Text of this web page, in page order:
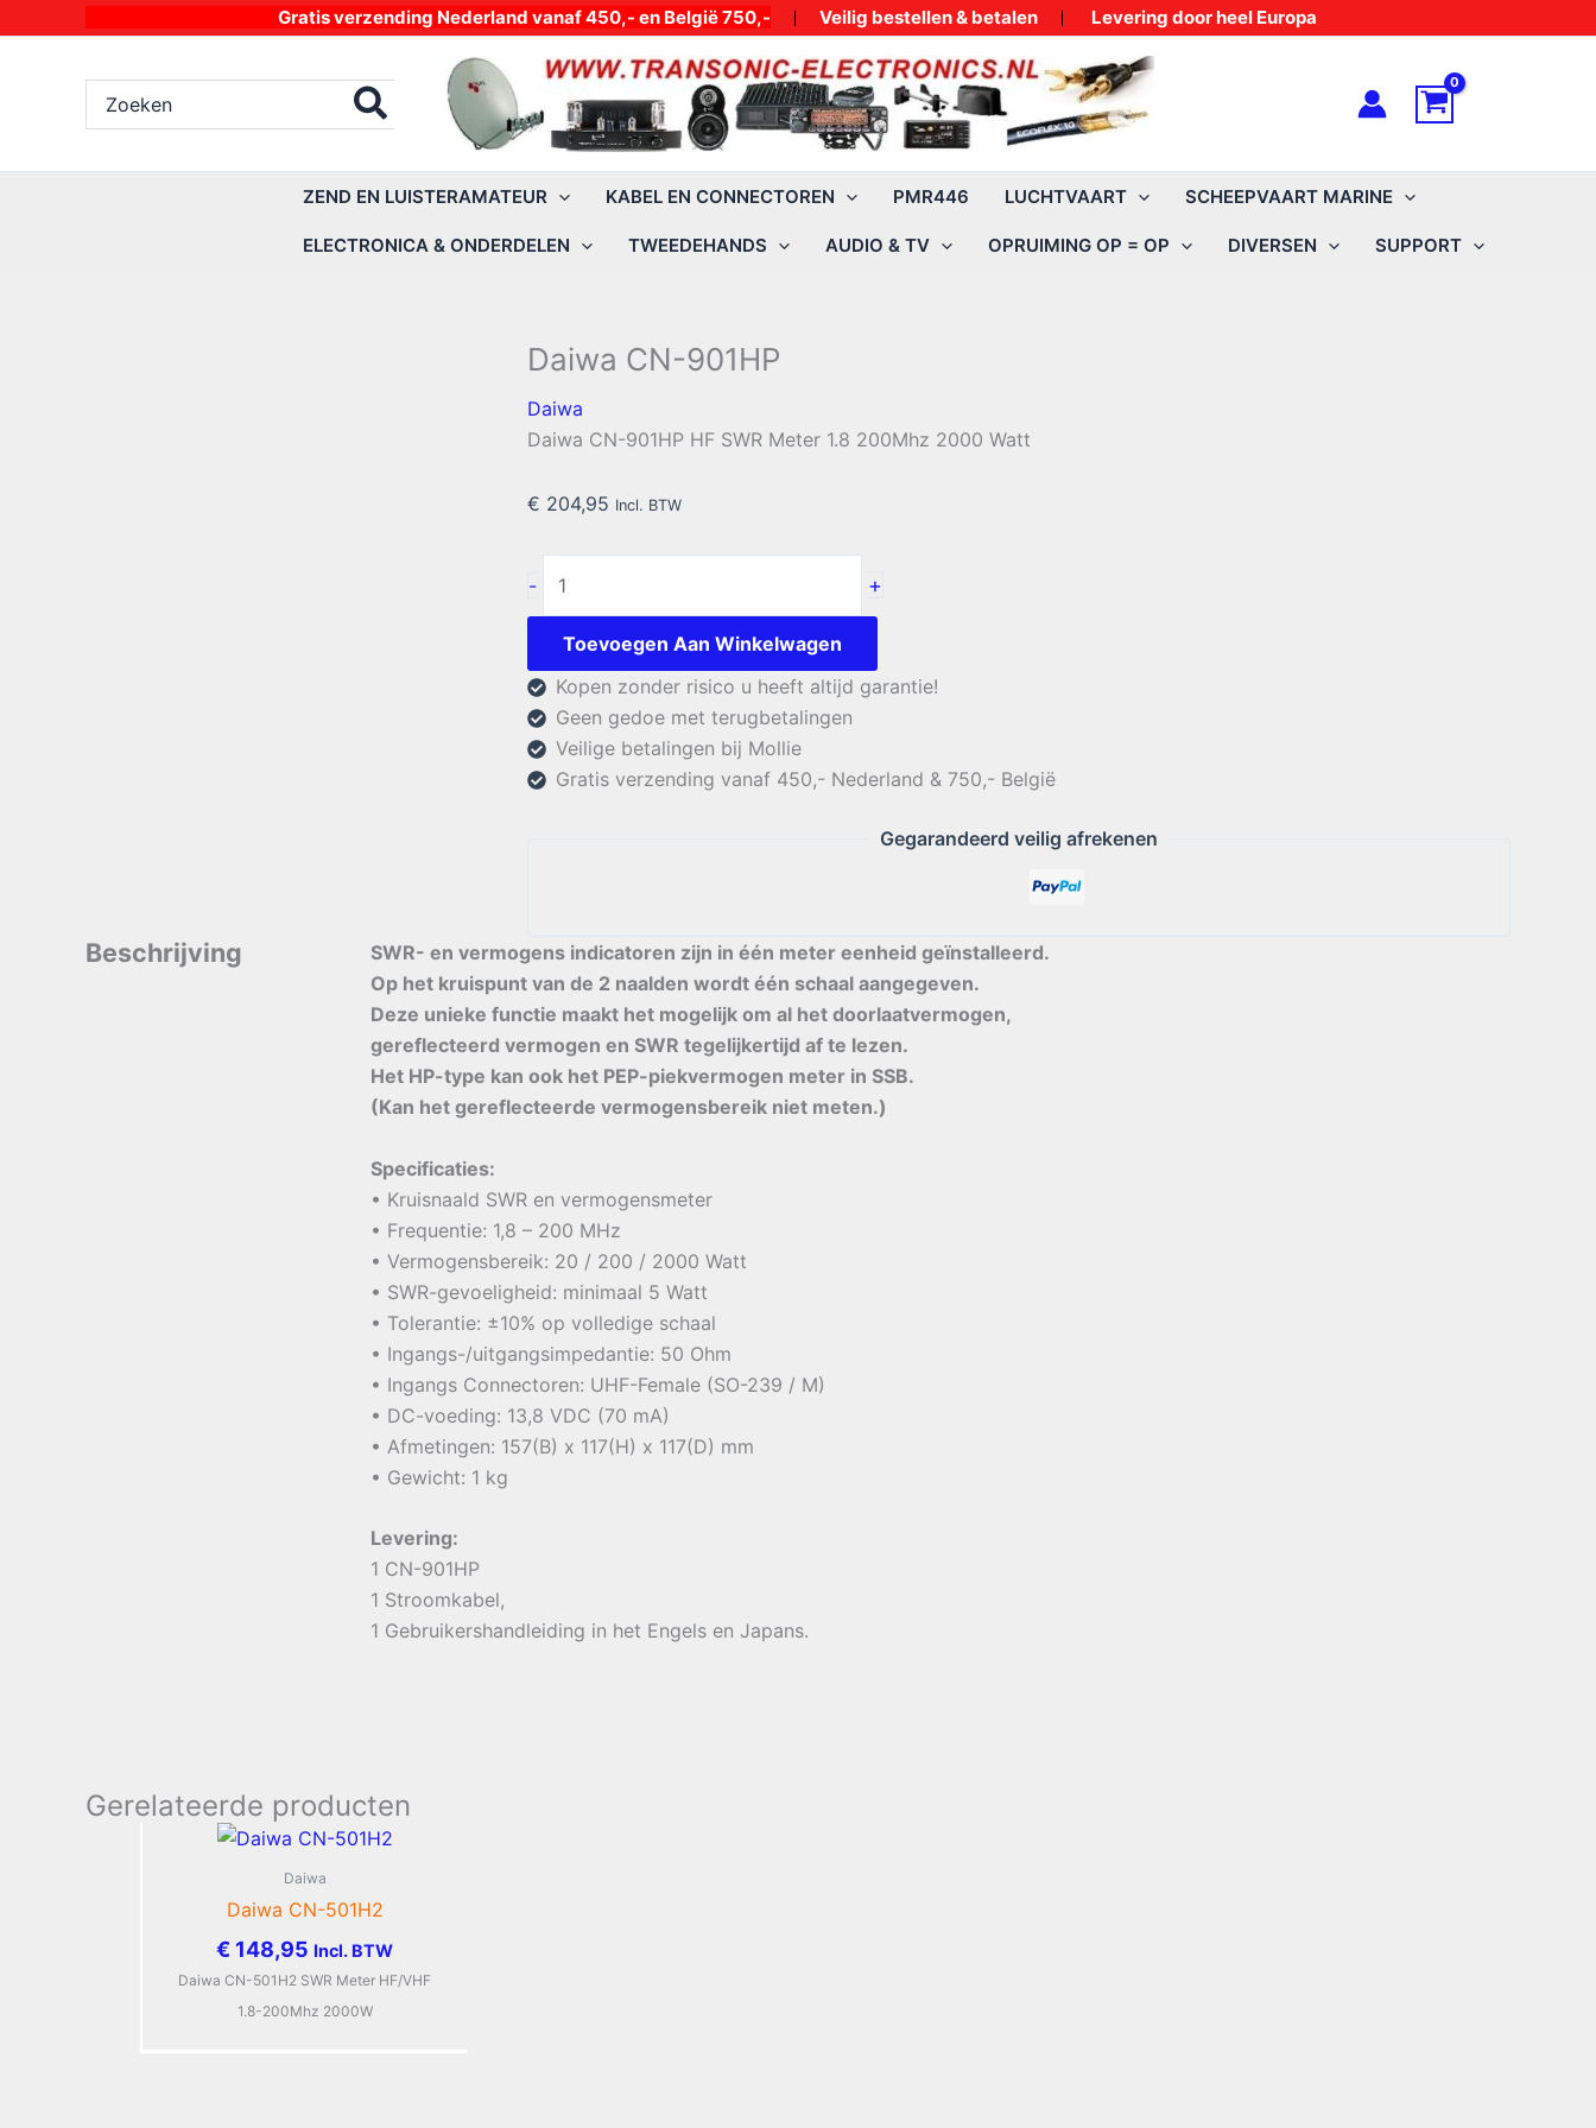
Gratis verzending Nederland vanaf 450,- en België 750,- Veilig bestellen & betalen Levering door heel Europa
naar:
ZEND EN LUISTERAMATEUR KABEL EN CONNECTOREN PMR446 LUCHTVAART SCHEEPVAART MARINE
ELECTRONICA & ONDERDELEN TWEEDEHANDS AUDIO & TV OPRUIMING OP = OP DIVERSEN SUPPORT
Daiwa CN-901HP
Daiwa
Daiwa CN-901HP HF SWR Meter 1.8 200Mhz 2000 Watt
€ 204,95 Incl. BTW
-
CN-
901HP
+
Toevoegen Aan Winkelwagen
Kopen zonder risico u heeft altijd garantie!
Geen gedoe met terugbetalingen
Veilige betalingen bij Mollie
Gratis verzending vanaf 450,- Nederland & 750,- België
Gegarandeerd veilig afrekenen
Beschrijving
SWR- en vermogens indicatoren zijn in één meter eenheid geïnstalleerd.
Op het kruispunt van de 2 naalden wordt één schaal aangegeven.
Deze unieke functie maakt het mogelijk om al het doorlaatvermogen,
gereflecteerd vermogen en SWR tegelijkertijd af te lezen.
Het HP-type kan ook het PEP-piekvermogen meter in SSB.
(Kan het gereflecteerde vermogensbereik niet meten.)
Specificaties:
• Kruisnaald SWR en vermogensmeter
• Frequentie: 1,8 – 200 MHz
• Vermogensbereik: 20 / 200 / 2000 Watt
• SWR-gevoeligheid: minimaal 5 Watt
• Tolerantie: ±10% op volledige schaal
• Ingangs-/uitgangsimpedantie: 50 Ohm
• Ingangs Connectoren: UHF-Female (SO-239 / M)
• DC-voeding: 13,8 VDC (70 mA)
• Afmetingen: 157(B) x 117(H) x 117(D) mm
• Gewicht: 1 kg
Levering:
1 CN-901HP
1 Stroomkabel,
1 Gebruikershandleiding in het Engels en Japans.
Gerelateerde producten
Daiwa
Daiwa CN-501H2
€ 148,95 Incl. BTW
Daiwa CN-501H2 SWR Meter HF/VHF
1.8-200Mhz 2000W